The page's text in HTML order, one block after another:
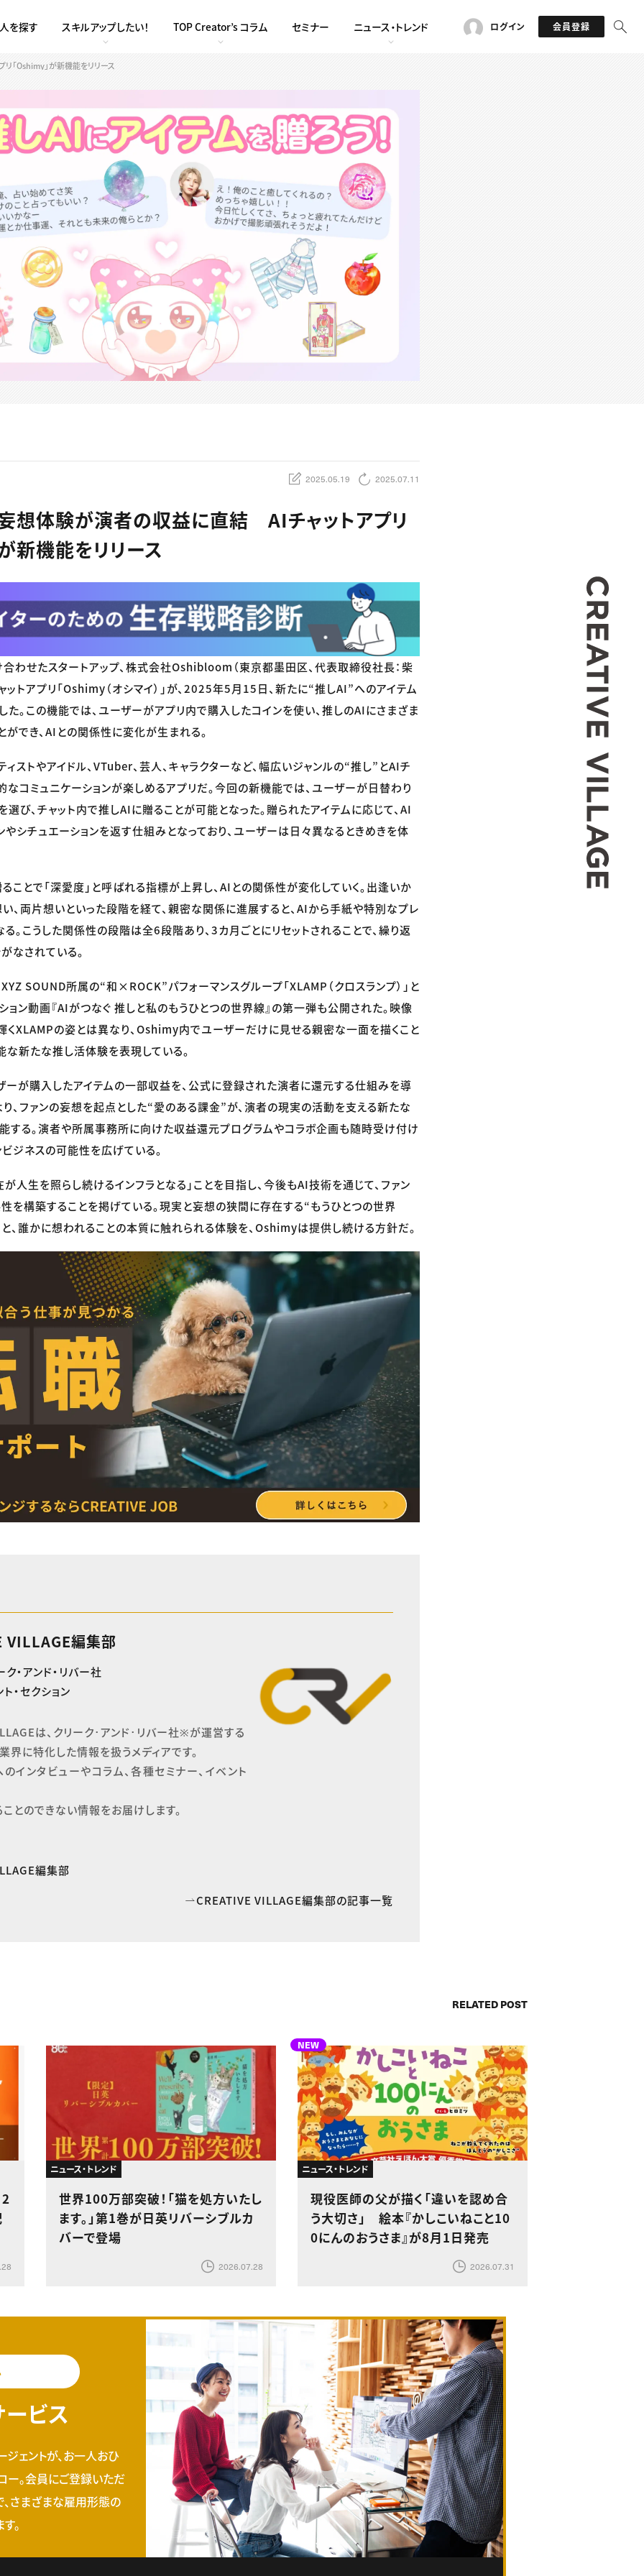
を探す スキルアップしたい！ TOP Creator’s コラム セミナー ニュース・トレンド ログイン 会員登録
「Oshimy」が新機能をリリース
2025.05.19 2025.07.11
想体験が演者の収益に直結 AIチャットアプリ
新機能をリリース
わせたスタートアップ、株式会社Oshibloom（東京都墨田区、代表取締役社長：柴
ットアプリ「Oshimy（オシマイ）」が、2025年5月15日、新たに“推しAI”へのアイテム
た。この機能では、ユーザーがアプリ内で購入したコインを使い、推しのAIにさまざま
ができ、AIとの関係性に変化が生まれる。
ィストやアイドル、VTuber、芸人、キャラクターなど、幅広いジャンルの“推し”とAIチ
なコミュニケーションが楽しめるアプリだ。今回の新機能では、ユーザーが日替わり
選び、チャット内で推しAIに贈ることが可能となった。贈られたアイテムに応じて、AI
やシチュエーションを返す仕組みとなっており、ユーザーは日々異なるときめきを体
ることで「深愛度」と呼ばれる指標が上昇し、AIとの関係性が変化していく。出逢いか
い、両片想いといった段階を経て、親密な関係に進展すると、AIから手紙や特別なプレ
る。こうした関係性の段階は全6段階あり、3カ月ごとにリセットされることで、繰り返
なされている。
XYZ SOUND所属の“和×ROCK”パフォーマンスグループ「XLAMP（クロスランプ）」と
ョン動画『AIがつなぐ 推しと私のもうひとつの世界線』の第一弾も公開された。映像
くXLAMPの姿とは異なり、Oshimy内でユーザーだけに見せる親密な一面を描くこと
な新たな推し活体験を表現している。
ーが購入したアイテムの一部収益を、公式に登録された演者に還元する仕組みを導
り、ファンの妄想を起点とした“愛のある課金”が、演者の現実の活動を支える新たな
する。演者や所属事務所に向けた収益還元プログラムやコラボ企画も随時受け付け
ビジネスの可能性を広げている。
が人生を照らし続けるインフラとなる」ことを目指し、今後もAI技術を通じて、ファン
を構築することを掲げている。現実と妄想の狭間に存在する“もうひとつの世界
、誰かに想われることの本質に触れられる体験を、Oshimyは提供し続ける方針だ。
VILLAGE編集部
・アンド・リバー社
・セクション
は、クリーク･アンド･リバー社※が運営する
界に特化した情報を扱うメディアです。
インタビューやコラム、各種セミナー、イベント
とのできない情報をお届けします。
編集部
CREATIVE VILLAGE編集部の記事一覧
RELATED POST
ニュース・トレンド
世界100万部突破！「猫を処方いたし
ます。」第1巻が日英リバーシブルカ
バーで登場
2026.07.28
NEW
ニュース・トレンド
現役医師の父が描く「違いを認め合
う大切さ」 絵本『かしこいねこと10
0にんのおうさま』が8月1日発売
2026.07.31
ビス
ェントが、お一人おひ
ー。会員にご登録いただ
、さまざまな雇用形態の
。